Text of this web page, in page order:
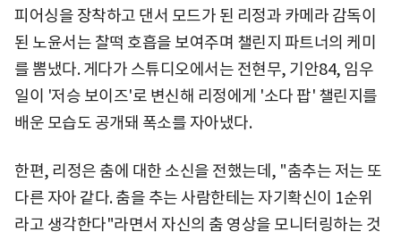
피어싱을 장착하고 댄서 모드가 된 리정과 카메라 감독이
된 노윤서는 찰떡 호흡을 보여주며 챌린지 파트너의 케미
를 뽐냈다. 게다가 스튜디오에서는 전현무, 기안84, 임우
일이 '저승 보이즈'로 변신해 리정에게 '소다 팝' 챌린지를
배운 모습도 공개돼 폭소를 자아냈다.
한편, 리정은 춤에 대한 소신을 전했는데, "춤추는 저는 또
다른 자아 같다. 춤을 추는 사람한테는 자기확신이 1순위
라고 생각한다"라면서 자신의 춤 영상을 모니터링하는 것